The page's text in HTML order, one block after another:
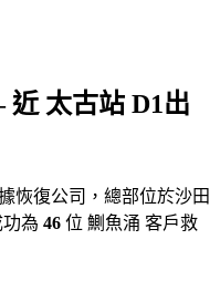
太古站 D1出
恢復公司，總部位於沙田
為 46 位 鰂魚涌 客戶救